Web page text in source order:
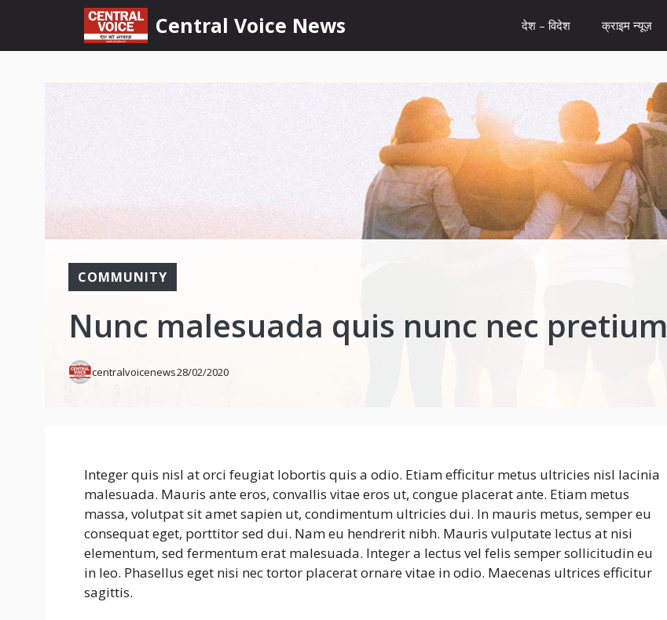
content
Central Voice News देश – विदेश क्राइम न्यूज़
COMMUNITY
Nunc malesuada quis nunc nec pretium
centralvoicenews28/02/2020
Integer quis nisl at orci feugiat lobortis quis a odio. Etiam efficitur metus ultricies nisl lacinia
malesuada. Mauris ante eros, convallis vitae eros ut, congue placerat ante. Etiam metus
massa, volutpat sit amet sapien ut, condimentum ultricies dui. In mauris metus, semper eu
consequat eget, porttitor sed dui. Nam eu hendrerit nibh. Mauris vulputate lectus at nisi
elementum, sed fermentum erat malesuada. Integer a lectus vel felis semper sollicitudin eu
in leo. Phasellus eget nisi nec tortor placerat ornare vitae in odio. Maecenas ultrices efficitur
sagittis.